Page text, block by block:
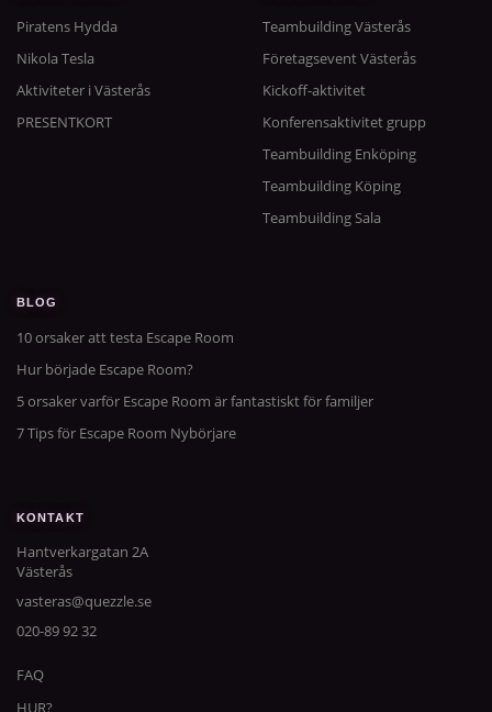
Piratens Hydda
Nikola Tesla
Aktiviteter i Västerås
PRESENTKORT
Teambuilding Västerås
Företagsevent Västerås
Kickoff-aktivitet
Konferensaktivitet grupp
Teambuilding Enköping
Teambuilding Köping
Teambuilding Sala
BLOG
10 orsaker att testa Escape Room
Hur började Escape Room?
5 orsaker varför Escape Room är fantastiskt för familjer
7 Tips för Escape Room Nybörjare
KONTAKT
Hantverkargatan 2A
Västerås
vasteras@quezzle.se
020-89 92 32
FAQ
HUR?